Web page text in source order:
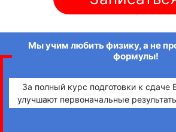
Мы учим любить физику, а не
формулы!
За полный курс подготовки к сдаче
улучшают первоначальные